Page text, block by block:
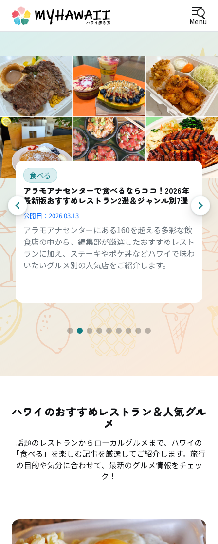
Menu
食べる
アラモアナセンターで食べるならココ！2026年
最新版おすすめレストラン2選＆ジャンル別7選
公開日： 2026.03.13
アラモアナセンターにある160を超える多彩な飲
食店の中から、編集部が厳選したおすすめレスト
ランに加え、ステーキやポケ丼などハワイで味わ
いたいグルメ別の人気店をご紹介します。
ハワイのおすすめレストラン＆人気グル
メ
話題のレストランからローカルグルメまで、ハワイの
「食べる」を楽しむ記事を厳選してご紹介します。旅行
の目的や気分に合わせて、最新のグルメ情報をチェッ
ク！